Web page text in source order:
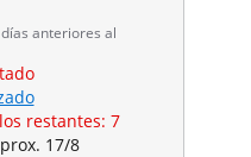
anteriores al
restantes: 7
17/8